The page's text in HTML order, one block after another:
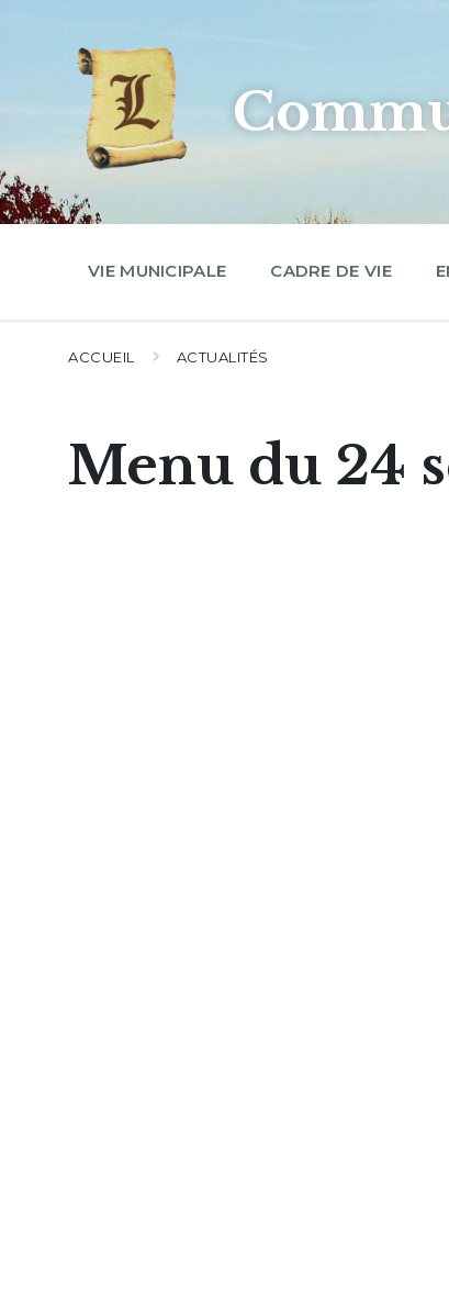
navigation
VIE MUNICIPALE CADRE DE VIE
ACCUEIL ACTUALITÉS
Menu du 24